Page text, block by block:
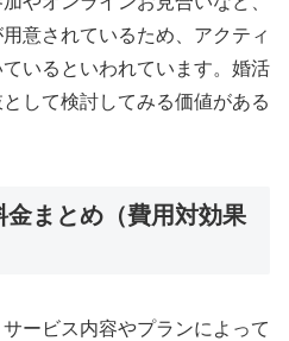
意されているため、アクティ
いるといわれています。婚活
して検討してみる価値がある
金まとめ（費用対効果
ービス内容やプランによって